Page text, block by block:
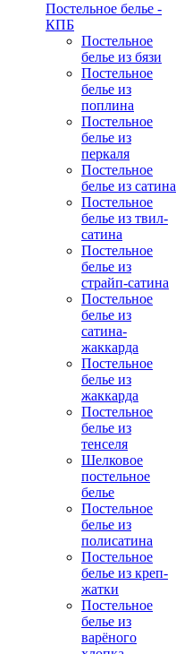
Постельное белье -
КПБ
Постельное
белье из бязи
Постельное
белье из
поплина
Постельное
белье из
перкаля
Постельное
белье из сатина
Постельное
белье из твил-
сатина
Постельное
белье из
страйп-сатина
Постельное
белье из
сатина-
жаккарда
Постельное
белье из
жаккарда
Постельное
белье из
тенселя
Шелковое
постельное
белье
Постельное
белье из
полисатина
Постельное
белье из креп-
жатки
Постельное
белье из
варёного